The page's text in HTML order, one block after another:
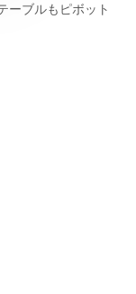
ーブルもピボット